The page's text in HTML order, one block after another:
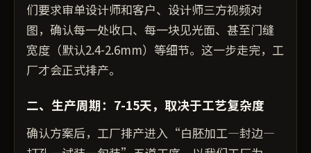
们要求审单设计师和客户、设计师三方视频对
图，确认每一处收口、每一块见光面、甚至门缝
宽度（默认2.4-2.6mm）等细节。这一步走完，工
厂才会正式排产。
二、生产周期：7-15天，取决于工艺复杂度
确认方案后，工厂排产进入“白胚加工—封边—